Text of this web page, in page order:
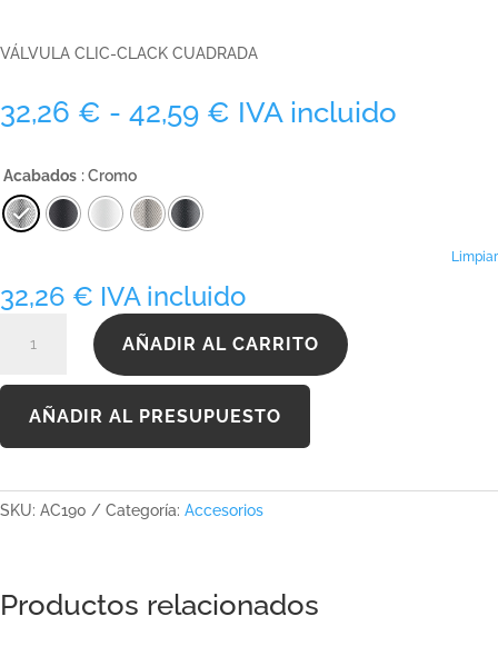
VÁLVULA CLIC-CLACK CUADRADA
32,26 € - 42,59 € Rango
IVA incluido
Acabados : Cromo
Limpiar
32,26 € IVA incluido
cantidad
AÑADIR AL CARRITO
AÑADIR AL PRESUPUESTO
SKU: AC190 Categoría: Accesorios
Productos relacionados